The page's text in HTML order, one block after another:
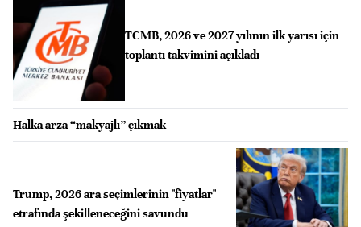
TCMB, 2026 ve 2027 yılının ilk yarısı için
toplantı takvimini açıkladı
Halka arza “makyajlı” çıkmak
Trump, 2026 ara seçimlerinin "fiyatlar"
etrafında şekilleneceğini savundu